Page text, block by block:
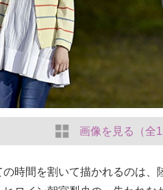
画像を見る（全
時間を割いて描かれるのは